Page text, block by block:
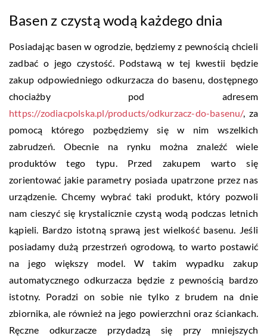
Basen z czystą wodą każdego dnia
Posiadając basen w ogrodzie, będziemy z pewnością chcieli
zadbać o jego czystość. Podstawą w tej kwestii będzie
zakup odpowiedniego odkurzacza do basenu, dostępnego
chociażby pod adresem
https://zodiacpolska.pl/products/odkurzacz-do-basenu/, za
pomocą którego pozbędziemy się w nim wszelkich
zabrudzeń. Obecnie na rynku można znaleźć wiele
produktów tego typu. Przed zakupem warto się
zorientować jakie parametry posiada upatrzone przez nas
urządzenie. Chcemy wybrać taki produkt, który pozwoli
nam cieszyć się krystalicznie czystą wodą podczas letnich
kąpieli. Bardzo istotną sprawą jest wielkość basenu. Jeśli
posiadamy dużą przestrzeń ogrodową, to warto postawić
na jego większy model. W takim wypadku zakup
automatycznego odkurzacza będzie z pewnością bardzo
istotny. Poradzi on sobie nie tylko z brudem na dnie
zbiornika, ale również na jego powierzchni oraz ściankach.
Ręczne odkurzacze przydadzą się przy mniejszych